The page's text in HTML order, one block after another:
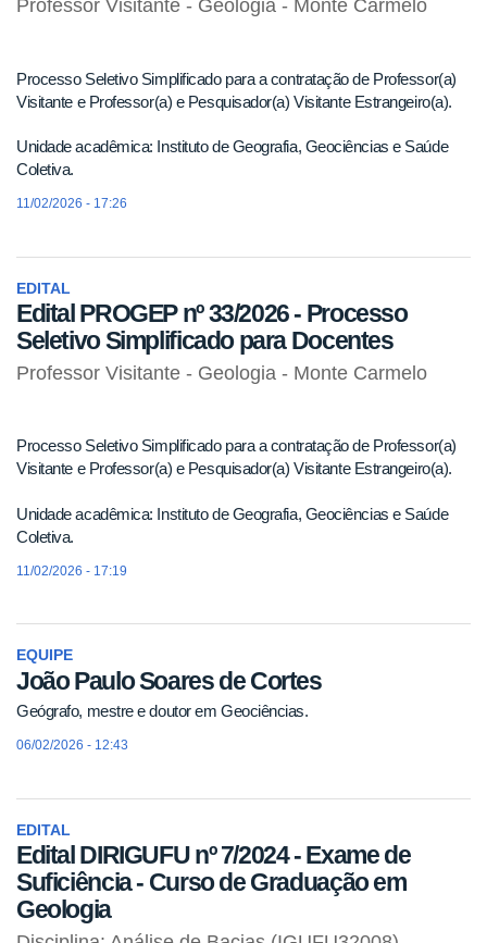
Professor Visitante - Geologia - Monte Carmelo
Processo Seletivo Simplificado para a contratação de Professor(a)
Visitante e Professor(a) e Pesquisador(a) Visitante Estrangeiro(a).
Unidade acadêmica: Instituto de Geografia, Geociências e Saúde
Coletiva.
11/02/2026 - 17:26
EDITAL
Edital PROGEP nº 33/2026 - Processo
Seletivo Simplificado para Docentes
Professor Visitante - Geologia - Monte Carmelo
Processo Seletivo Simplificado para a contratação de Professor(a)
Visitante e Professor(a) e Pesquisador(a) Visitante Estrangeiro(a).
Unidade acadêmica: Instituto de Geografia, Geociências e Saúde
Coletiva.
11/02/2026 - 17:19
EQUIPE
João Paulo Soares de Cortes
Geógrafo, mestre e doutor em Geociências.
06/02/2026 - 12:43
EDITAL
Edital DIRIGUFU nº 7/2024 - Exame de
Suficiência - Curso de Graduação em
Geologia